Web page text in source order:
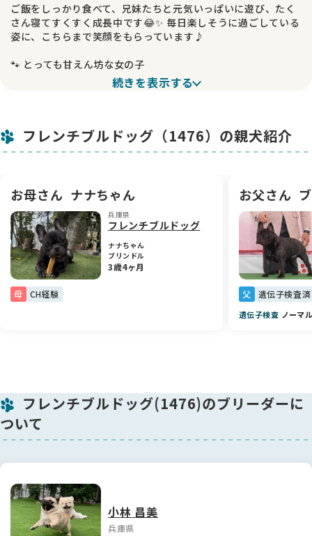
ご飯をしっかり食べて、兄妹たちと元気いっぱいに遊び、たく
さん寝てすくすく成長中です😂✨ 毎日楽しそうに過ごしている
姿に、こちらまで笑顔をもらっています♪
🐾 とっても甘えん坊な女の子
抱っこが大好きで、人のそばにいるととても安心するようです
気がつくと「どこ行くの〜？」と言わんばかりに、ちょこちょ
こと後をついて回ってくれる姿が本当に可愛く、つい抱きしめ
可愛い性格がそのまま表情にも出ていて、見ているだけで癒や
される女の子です✨
🐾 今だけの特別な時間
子犬の時期は本当にあっという間に過ぎてしまいます😅
もちろん成犬になってからも愛おしく、かけがえのない家族に
なってくれることは間違いありませんが、この時期ならではの
可愛い鳴き声や、ぎこちない仕草、小さな体で一生懸命甘えて
🐾 チャームポイント
ブリンドルカラーの可愛い女の子で、指先には白いワンポイン
トが入っています🤍✨
たくさんの愛情を込めて育てておりますので、素敵なご家族と
のご縁を心よりお待ちしております🍀
続きを表示する
フレンチブルドッグ（1476）の親犬紹介
お母さん ナナちゃん
兵庫県
フレンチブルドッグ
ナナちゃん
ブリンドル
3歳4ヶ月
母 CH経験
お父さん
父 遺伝子検査済
遺伝子検査 ノーマ
フレンチブルドッグ(1476)のブリーダーに
ついて
小林 昌美
兵庫県